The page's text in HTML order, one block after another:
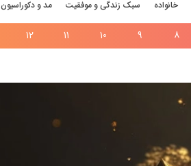
خانواده سبک زندگی و موفقیت مد و دکوراسیون
8
9
10
11
12